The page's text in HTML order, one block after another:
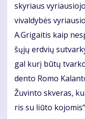
sky­riaus
vi­val­dy­bės
A.Gri­gai­tis kaip
šų­jų erd­vių
gal ku­rį bū­tų
den­to Ro­mo
Žu­vin­to skve­ras,
ris su liū­to